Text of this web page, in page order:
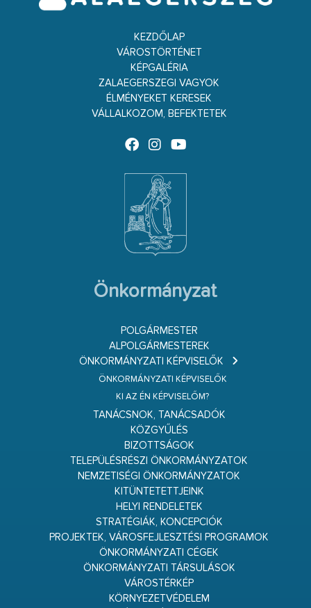
KEZDŐLAP
VÁROSTÖRTÉNET
KÉPGALÉRIA
ZALAEGERSZEGI VAGYOK
ÉLMÉNYEKET KERESEK
VÁLLALKOZOM, BEFEKTETEK
Önkormányzat
POLGÁRMESTER
ALPOLGÁRMESTEREK
ÖNKORMÁNYZATI KÉPVISELŐK
ÖNKORMÁNYZATI KÉPVISELŐK
KI AZ ÉN KÉPVISELŐM?
TANÁCSNOK, TANÁCSADÓK
KÖZGYŰLÉS
BIZOTTSÁGOK
TELEPÜLÉSRÉSZI ÖNKORMÁNYZATOK
NEMZETISÉGI ÖNKORMÁNYZATOK
KITÜNTETETTJEINK
HELYI RENDELETEK
STRATÉGIÁK, KONCEPCIÓK
PROJEKTEK, VÁROSFEJLESZTÉSI PROGRAMOK
ÖNKORMÁNYZATI CÉGEK
ÖNKORMÁNYZATI TÁRSULÁSOK
VÁROSTÉRKÉP
KÖRNYEZETVÉDELEM